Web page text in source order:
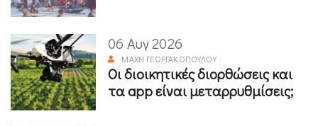
06 Αυγ 2026
ΜΆΧΗ ΓΕΩΡΓΑΚΟΠΟΎΛΟΥ
Οι διοικητικές διορθώσεις και
τα app είναι μεταρρυθμίσεις;